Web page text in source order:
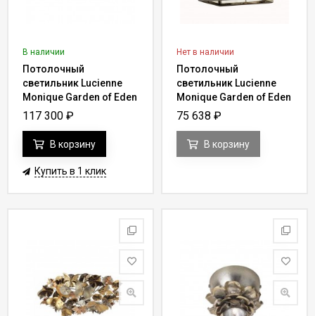
В наличии
Потолочный
светильник Lucienne
Monique Garden of Eden
Y 70
117 300 ₽
В корзину
Купить в 1 клик
Нет в наличии
Потолочный
светильник Lucienne
Monique Garden of Eden
AX 155
75 638 ₽
В корзину